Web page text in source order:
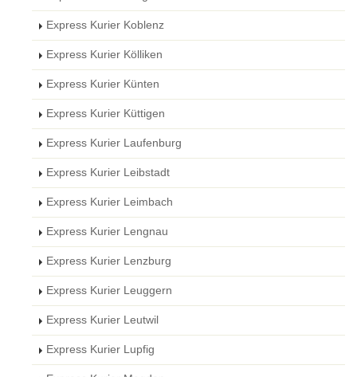
Express Kurier Koblenz
Express Kurier Kölliken
Express Kurier Künten
Express Kurier Küttigen
Express Kurier Laufenburg
Express Kurier Leibstadt
Express Kurier Leimbach
Express Kurier Lengnau
Express Kurier Lenzburg
Express Kurier Leuggern
Express Kurier Leutwil
Express Kurier Lupfig